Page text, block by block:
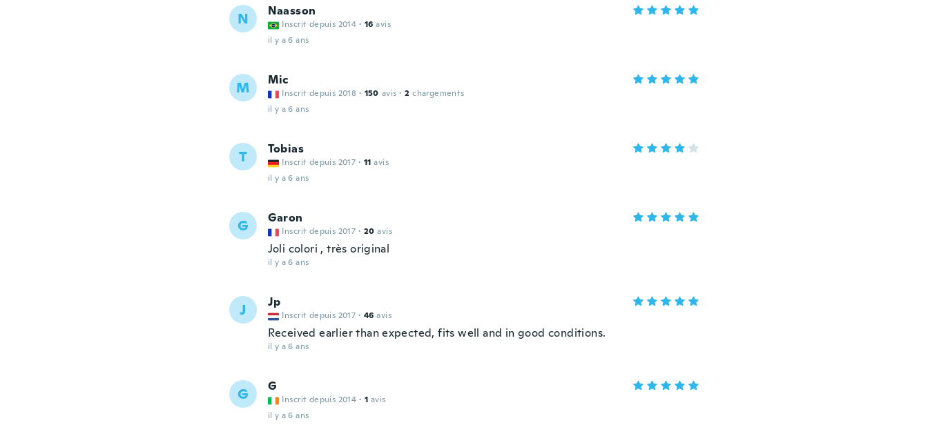
N Naasson
Inscrit depuis 2014 · 16 avis
il y a 6 ans
M Mic
Inscrit depuis 2018 · 150 avis · 2 chargements
il y a 6 ans
T Tobias
Inscrit depuis 2017 · 11 avis
il y a 6 ans
G Garon
Inscrit depuis 2017 · 20 avis
Joli colori , très original
il y a 6 ans
J Jp
Inscrit depuis 2017 · 46 avis
Received earlier than expected, fits well and in good conditions.
il y a 6 ans
G G
Inscrit depuis 2014 · 1 avis
il y a 6 ans